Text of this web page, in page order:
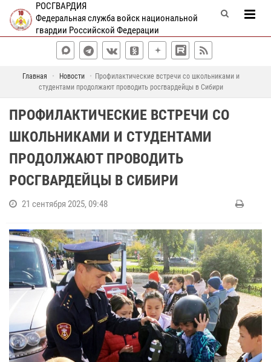
РОСГВАРДИЯ
Федеральная служба войск национальной
гвардии Российской Федерации
Главная Новости
Профилактические встречи со школьниками и
студентами продолжают проводить росгвардейцы в Сибири
ПРОФИЛАКТИЧЕСКИЕ ВСТРЕЧИ СО
ШКОЛЬНИКАМИ И СТУДЕНТАМИ
ПРОДОЛЖАЮТ ПРОВОДИТЬ
РОСГВАРДЕЙЦЫ В СИБИРИ
21 сентября 2025, 09:48